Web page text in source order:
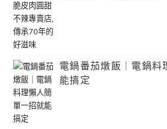
電鍋番茄燉飯｜電鍋料
能搞定